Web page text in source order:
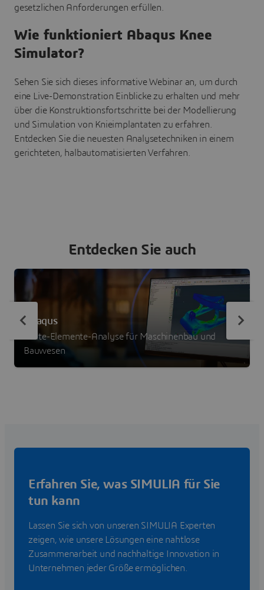
gesetzlichen Anforderungen erfüllen.
Wie funktioniert Abaqus Knee
Simulator?
Sehen Sie sich dieses informative Webinar an, um durch
eine Live-Demonstration Einblicke zu erhalten und mehr
über die Konstruktionsfortschritte bei der Modellierung
und Simulation von Knieimplantaten zu erfahren.
Entdecken Sie die neuesten Analysetechniken in einem
gerichteten, halbautomatisierten Verfahren.
Entdecken Sie auch
Abaqus
Finite-Elemente-Analyse für Maschinenbau und
Bauwesen
Erfahren Sie, was SIMULIA für Sie
tun kann
Lassen Sie sich von unseren SIMULIA Experten
zeigen, wie unsere Lösungen eine nahtlose
Zusammenarbeit und nachhaltige Innovation in
Unternehmen jeder Größe ermöglichen.